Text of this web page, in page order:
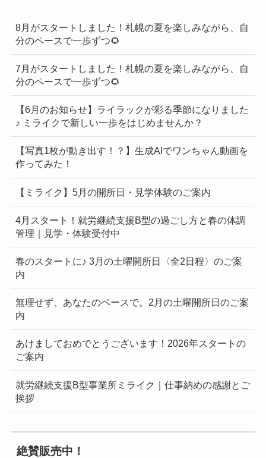
8月がスタートしました！札幌の夏を楽しみながら、自
分のペースで一歩ずつ🌻
7月がスタートしました！札幌の夏を楽しみながら、自
分のペースで一歩ずつ🌻
【6月のお知らせ】ライラックが彩る季節になりました
♪ ミライクで新しい一歩をはじめませんか？
【写真1枚が動き出す！？】生成AIでワンちゃん動画を
作ってみた！
【ミライク】5月の開所日・見学体験のご案内
4月スタート！就労継続支援B型の過ごし方と春の体調
管理｜見学・体験受付中
春のスタートに♪ 3月の土曜開所日〈全2日程〉のご案
内
無理せず、あなたのペースで。2月の土曜開所日のご案
内
あけましておめでとうございます！2026年スタートの
ご案内
就労継続支援B型事業所ミライク｜仕事納めの感謝とご
挨拶
絶賛販売中！